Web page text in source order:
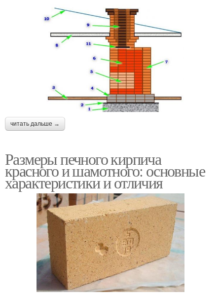
читать дальше →
Размеры печного кирпича
красного и шамотного: основные
характеристики и отличия